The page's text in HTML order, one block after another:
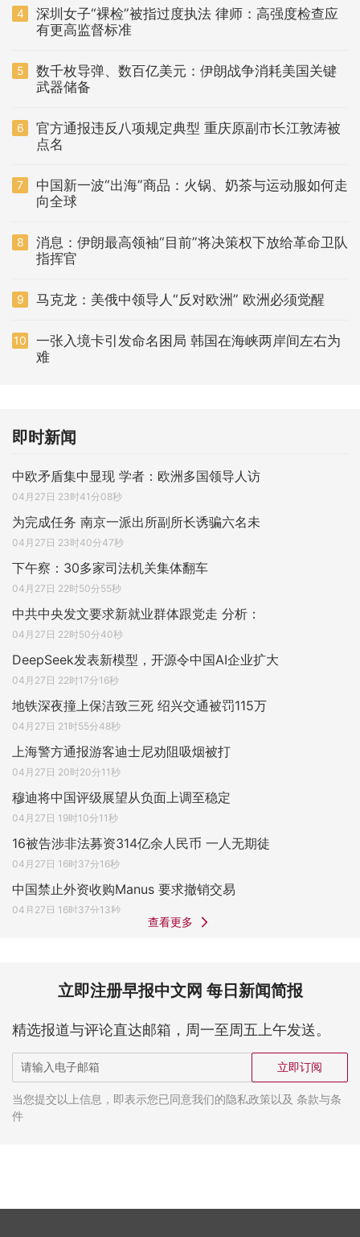
4
深圳女子“裸检”被指过度执法 律师：高强度检查应
有更高监督标准
5
数千枚导弹、数百亿美元：伊朗战争消耗美国关键
武器储备
6
官方通报违反八项规定典型 重庆原副市长江敦涛被
点名
7
中国新一波“出海”商品：火锅、奶茶与运动服如何走
向全球
8
消息：伊朗最高领袖“目前”将决策权下放给革命卫队
指挥官
9 马克龙：美俄中领导人“反对欧洲” 欧洲必须觉醒
10
一张入境卡引发命名困局 韩国在海峡两岸间左右为
难
即时新闻
中欧矛盾集中显现 学者：欧洲多国领导人访
04月27日 23时41分08秒
为完成任务 南京一派出所副所长诱骗六名未
04月27日 23时40分47秒
下午察：30多家司法机关集体翻车
04月27日 22时50分55秒
中共中央发文要求新就业群体跟党走 分析：
04月27日 22时50分40秒
DeepSeek发表新模型，开源令中国AI企业扩大
04月27日 22时17分16秒
地铁深夜撞上保洁致三死 绍兴交通被罚115万
04月27日 21时55分48秒
上海警方通报游客迪士尼劝阻吸烟被打
04月27日 20时20分11秒
穆迪将中国评级展望从负面上调至稳定
04月27日 19时10分11秒
16被告涉非法募资314亿余人民币 一人无期徒
04月27日 16时37分16秒
中国禁止外资收购Manus 要求撤销交易
04月27日 16时37分13秒
查看更多
立即注册早报中文网 每日新闻简报
精选报道与评论直达邮箱，周一至周五上午发送。
立即订阅
当您提交以上信息，即表示您已同意我们的隐私政策以及 条款与条
件